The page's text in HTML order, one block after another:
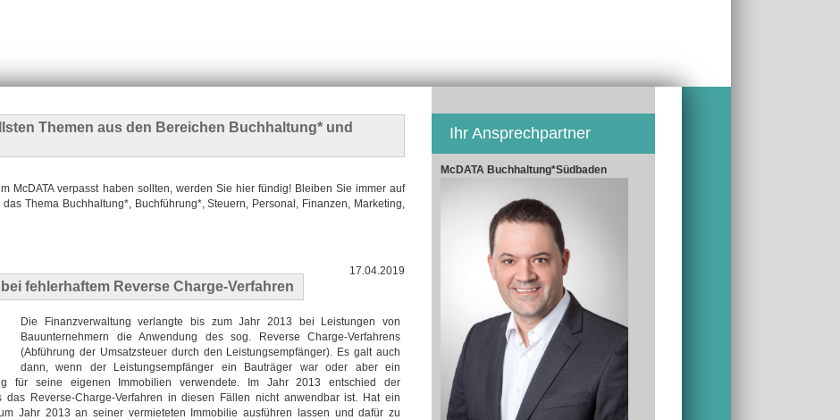
Themen aus den Bereichen Buchhaltung* und
McDATA verpasst haben sollten, werden Sie hier fündig! Bleiben Sie immer auf
Thema Buchhaltung*, Buchführung*, Steuern, Personal, Finanzen, Marketing,
fehlerhaftem Reverse Charge-Verfahren
17.04.2019
Die Finanzverwaltung verlangte bis zum Jahr 2013 bei Leistungen von
Bauunternehmern die Anwendung des sog. Reverse Charge-Verfahrens
(Abführung der Umsatzsteuer durch den Leistungsempfänger). Es galt auch
dann, wenn der Leistungsempfänger ein Bauträger war oder aber ein
für seine eigenen Immobilien verwendete. Im Jahr 2013 entschied der
das Reverse-Charge-Verfahren in diesen Fällen nicht anwendbar ist. Hat ein
Jahr 2013 an seiner vermieteten Immobilie ausführen lassen und dafür zu
Ihr Ansprechpartner
McDATA Buchhaltung*Südbaden